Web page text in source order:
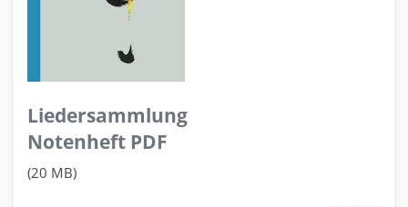
Liedersammlung
Notenheft PDF
(20 MB)